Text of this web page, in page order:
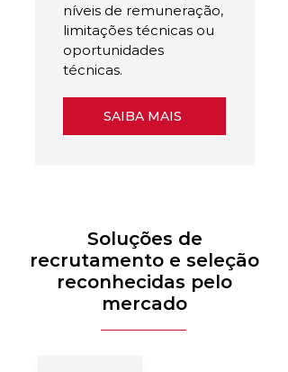
níveis de remuneração,
limitações técnicas ou
oportunidades
técnicas.
SAIBA MAIS
Soluções de
recrutamento e seleção
reconhecidas pelo
mercado